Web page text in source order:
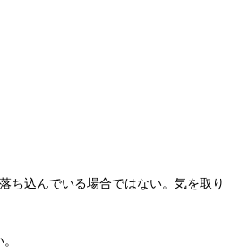
込んでいる場合ではない。気を取り